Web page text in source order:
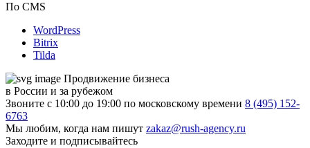
По CMS
WordPress
Bitrix
Tilda
Продвижение бизнеса
в России и за рубежом
Звоните с 10:00 до 19:00 по московскому времени 8 (495) 152-
6763
Мы любим, когда нам пишут zakaz@rush-agency.ru
Заходите и подписывайтесь